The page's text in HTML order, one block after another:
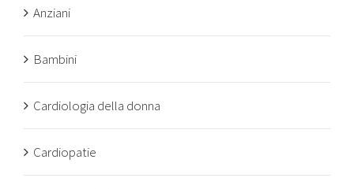
Anziani
Bambini
Cardiologia della donna
Cardiopatie